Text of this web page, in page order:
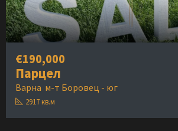
€190,000
Парцел
Варна м-т Боровец - юг
2917 кв.м